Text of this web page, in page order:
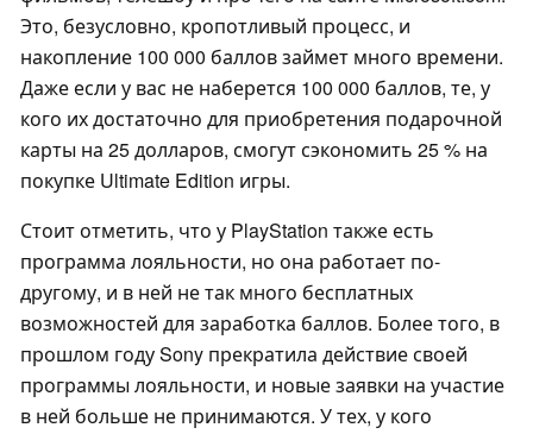
Это, безусловно, кропотливый процесс, и
накопление 100 000 баллов займет много времени.
Даже если у вас не наберется 100 000 баллов, те, у
кого их достаточно для приобретения подарочной
карты на 25 долларов, смогут сэкономить 25 % на
покупке Ultimate Edition игры.
Стоит отметить, что у PlayStation также есть
программа лояльности, но она работает по-
другому, и в ней не так много бесплатных
возможностей для заработка баллов. Более того, в
прошлом году Sony прекратила действие своей
программы лояльности, и новые заявки на участие
в ней больше не принимаются. У тех, у кого